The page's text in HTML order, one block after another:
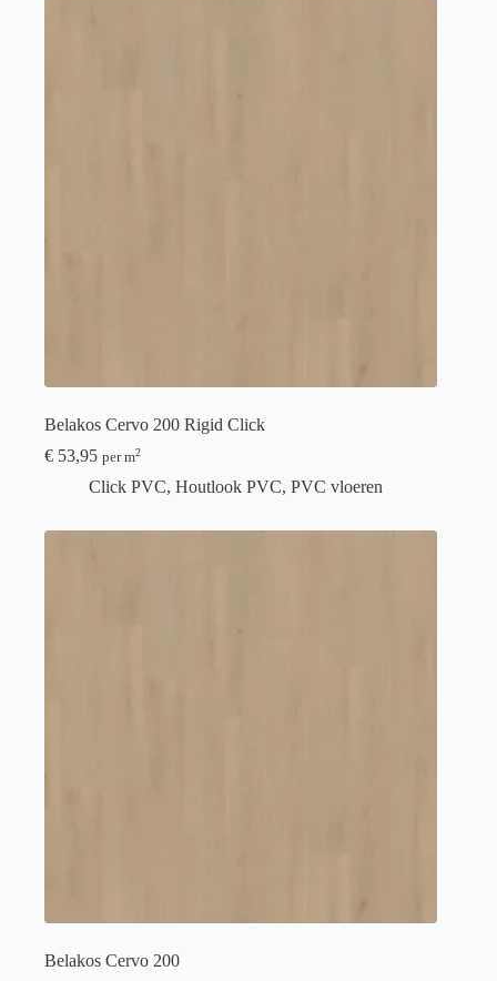
Belakos Cervo 200 Rigid Click
€ 53,95 per m2
Click PVC, Houtlook PVC, PVC vloeren
Belakos Cervo 200